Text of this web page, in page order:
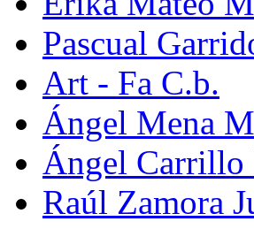
Pascual
Art - Fa C.b.
Ángel Mena
Ángel Carrillo
Raúl Zamora